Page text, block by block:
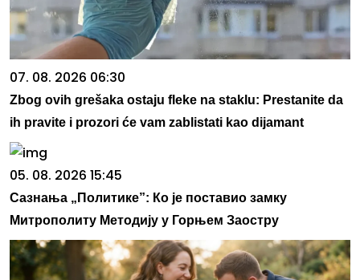
07. 08. 2026 06:30
Zbog ovih grešaka ostaju fleke na staklu: Prestanite da
ih pravite i prozori će vam zablistati kao dijamant
05. 08. 2026 15:45
Сазнања „Политике”: Ко је поставио замку
Митрополиту Методију у Горњем Заостру